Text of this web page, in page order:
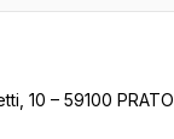
10 – 59100 PRATO